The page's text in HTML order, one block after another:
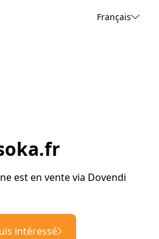
Français
est en vente via Dovendi
intéressé